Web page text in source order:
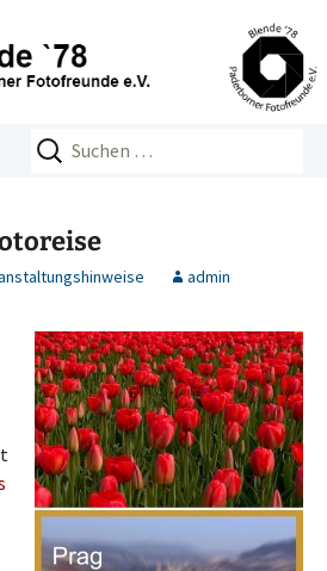
Suchen
nach:
admin